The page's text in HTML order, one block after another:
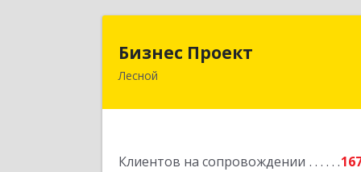
Бизнес Проект
Лесной
Клиентов на сопровождении
624200, Свердловская обл, Лесной г,